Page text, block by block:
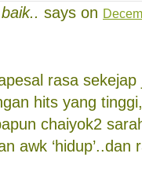
says on
rasa
hits yang
chaiyok2
awk ‘hidup’..dan